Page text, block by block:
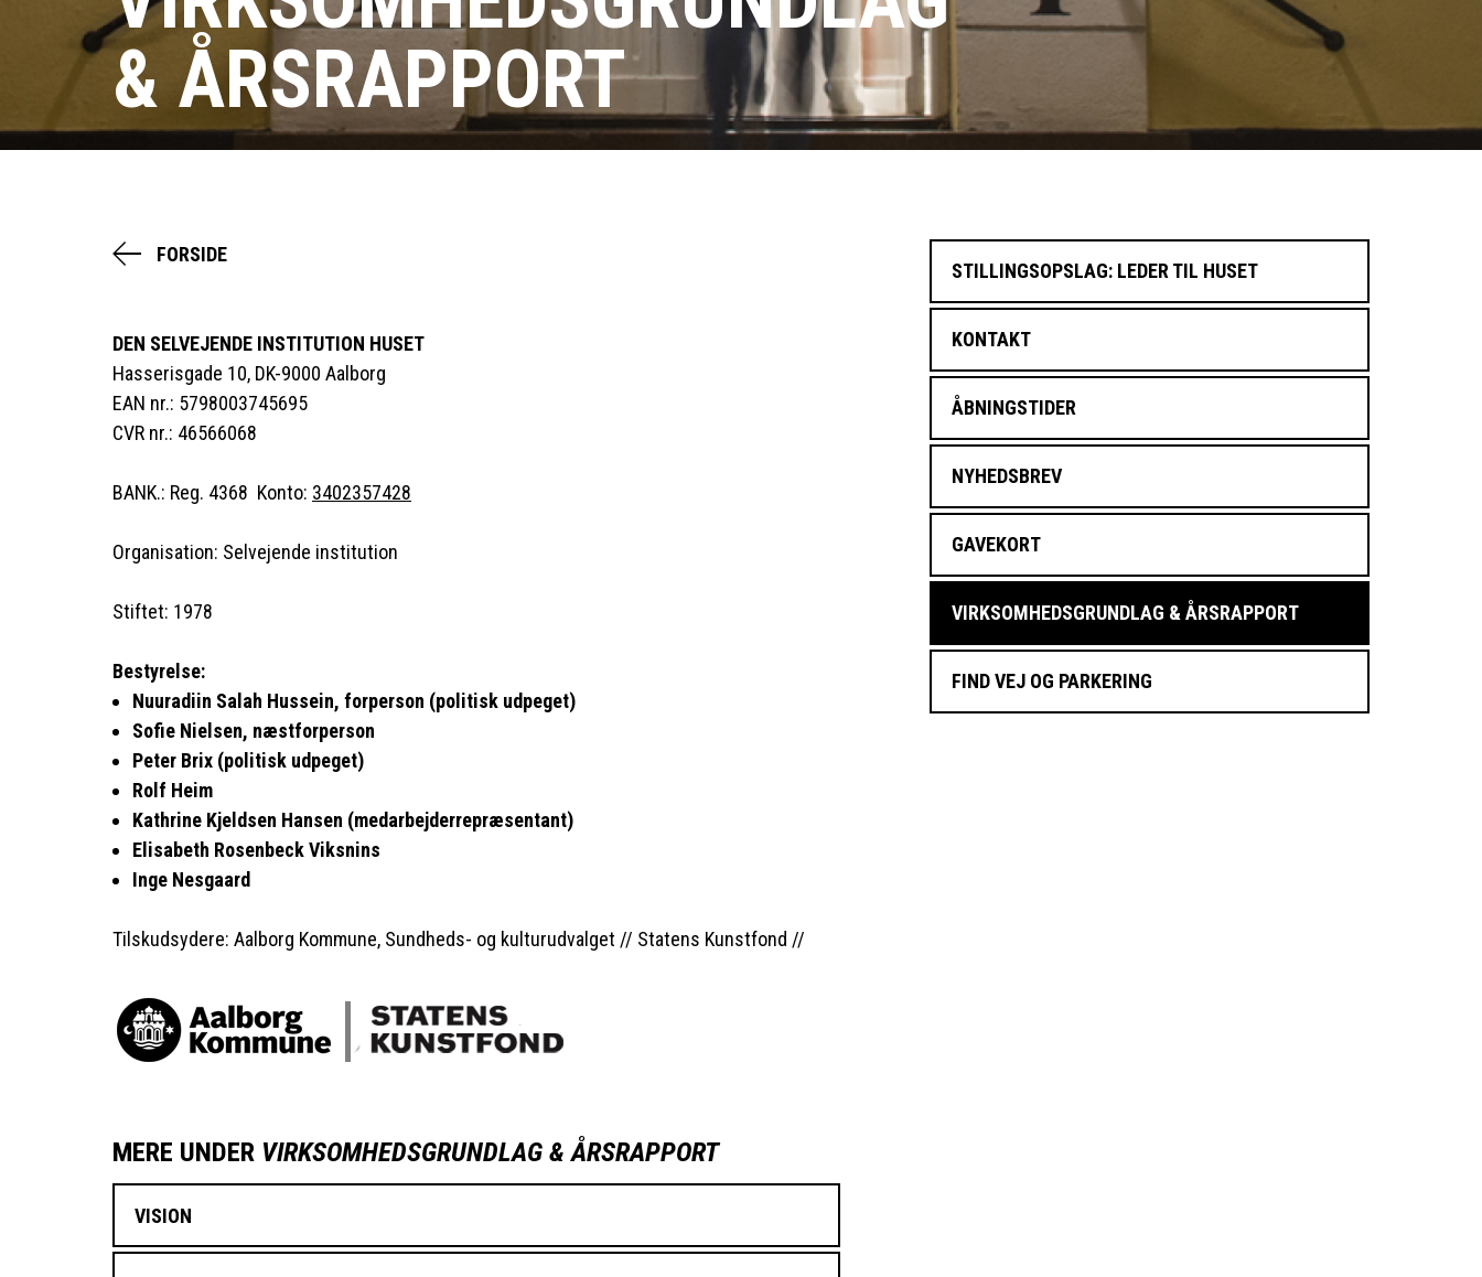
& ÅRSRAPPORT
FORSIDE
DEN SELVEJENDE INSTITUTION HUSET
Hasserisgade 10, DK-9000 Aalborg
EAN nr.: 5798003745695
CVR nr.: 46566068
BANK.: Reg. 4368 Konto: 3402357428
Organisation: Selvejende institution
Stiftet: 1978
Bestyrelse:
Nuuradiin Salah Hussein, forperson (politisk udpeget)
Sofie Nielsen, næstforperson
Peter Brix (politisk udpeget)
Rolf Heim
Kathrine Kjeldsen Hansen (medarbejderrepræsentant)
Elisabeth Rosenbeck Viksnins
Inge Nesgaard
Tilskudsydere: Aalborg Kommune, Sundheds- og kulturudvalget // Statens Kunstfond //
MERE UNDER VIRKSOMHEDSGRUNDLAG & ÅRSRAPPORT
VISION
STILLINGSOPSLAG: LEDER TIL HUSET
KONTAKT
ÅBNINGSTIDER
NYHEDSBREV
GAVEKORT
VIRKSOMHEDSGRUNDLAG & ÅRSRAPPORT
FIND VEJ OG PARKERING